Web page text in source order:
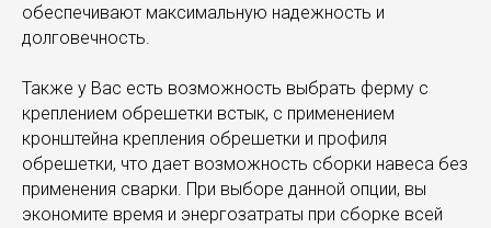
обеспечивают максимальную надежность и
долговечность.
Также у Вас есть возможность выбрать ферму с
креплением обрешетки встык, с применением
кронштейна крепления обрешетки и профиля
обрешетки, что дает возможность сборки навеса без
применения сварки. При выборе данной опции, вы
экономите время и энергозатраты при сборке всей